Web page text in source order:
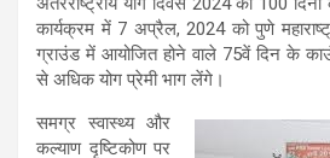
कार्यक्रम में 7 अप्रैल, 2024 को पुणे
ग्राउंड में आयोजित होने वाले 75वें दिन के
से अधिक योग प्रेमी भाग लेंगे।
समग्र स्वास्थ्य और
कल्याण दृष्टिकोण पर